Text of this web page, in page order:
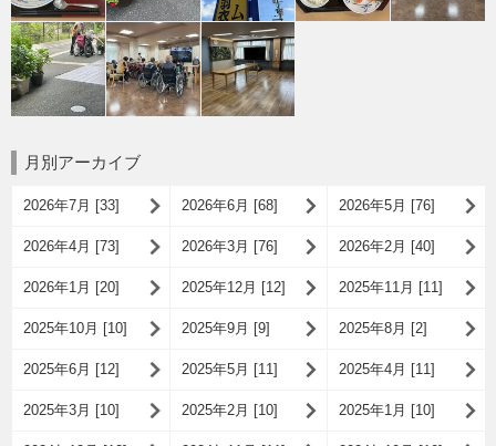
月別アーカイブ
2026年7月 [33] 2026年6月 [68] 2026年5月 [76]
2026年4月 [73] 2026年3月 [76] 2026年2月 [40]
2026年1月 [20] 2025年12月 [12] 2025年11月 [11]
2025年10月 [10] 2025年9月 [9] 2025年8月 [2]
2025年6月 [12] 2025年5月 [11] 2025年4月 [11]
2025年3月 [10] 2025年2月 [10] 2025年1月 [10]